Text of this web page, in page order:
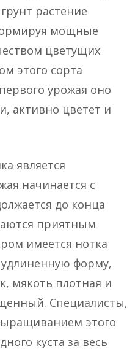
растение
мощные
цветущих
этого сорта
урожая оно
активно цветет и
является
начинается с
до конца
приятным
имеется нотка
форму,
мякоть плотная и
Специалисты,
этого
куста за весь